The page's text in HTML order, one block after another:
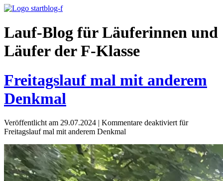
Lauf-Blog für Läuferinnen und
Läufer der F-Klasse
Freitagslauf mal mit anderem
Denkmal
Veröffentlicht am 29.07.2024 | Kommentare deaktiviert für
Freitagslauf mal mit anderem Denkmal